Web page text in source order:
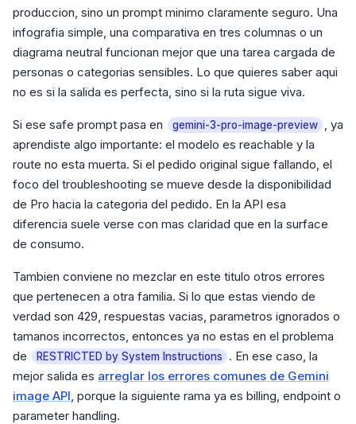
produccion, sino un prompt minimo claramente seguro. Una
infografia simple, una comparativa en tres columnas o un
diagrama neutral funcionan mejor que una tarea cargada de
personas o categorias sensibles. Lo que quieres saber aqui
no es si la salida es perfecta, sino si la ruta sigue viva.
Si ese safe prompt pasa en gemini-3-pro-image-preview , ya
aprendiste algo importante: el modelo es reachable y la
route no esta muerta. Si el pedido original sigue fallando, el
foco del troubleshooting se mueve desde la disponibilidad
de Pro hacia la categoria del pedido. En la API esa
diferencia suele verse con mas claridad que en la surface
de consumo.
Tambien conviene no mezclar en este titulo otros errores
que pertenecen a otra familia. Si lo que estas viendo de
verdad son 429, respuestas vacias, parametros ignorados o
tamanos incorrectos, entonces ya no estas en el problema
de
RESTRICTED by System Instructions
. En ese caso, la
mejor salida es arreglar los errores comunes de Gemini
image API, porque la siguiente rama ya es billing, endpoint o
parameter handling.